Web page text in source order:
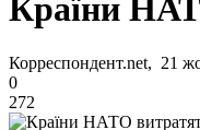
Країни
Корреспондент.net, 21
0
272